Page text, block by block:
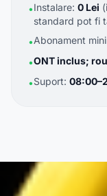
•Instalare: 0 Lei
standard pot fi
•Abonament
•ONT inclus;
•Suport: